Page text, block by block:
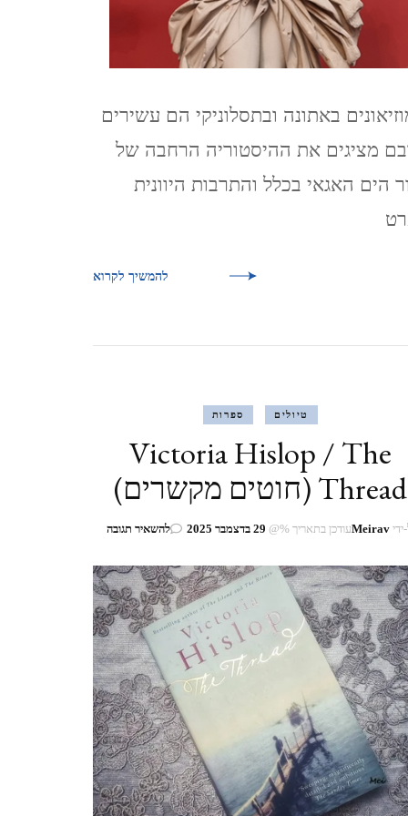
CZECH REPUBLIC
וארנה (מ 2015) VARNA,
באתונה ובתסלוניקי הם עשירים
מציגים את ההיסטוריה הרחבה של
הים האגאי בכלל והתרבות היוונית
להמשיך לקרוא
טיולים ספרות
Victoria Hislop / The
Thread (חוטים מקשרים)
Meiravעודכן בתאריך %@ 29 בדצמבר 2025 להשאיר תגובהבנושא
Hislop
/
The
Thread
(חוטים
מקשרים)